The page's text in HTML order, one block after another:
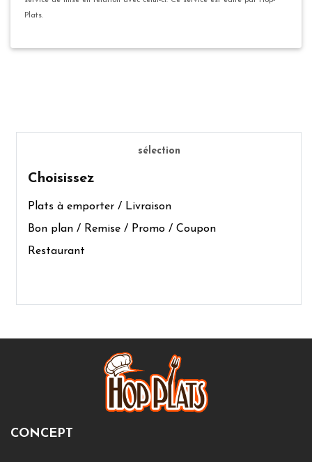
Plats.
sélection
Choisissez
Plats à emporter / Livraison
Bon plan / Remise / Promo / Coupon
Restaurant
CONCEPT